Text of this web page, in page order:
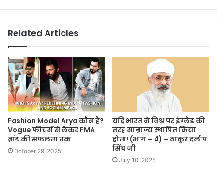
Related Articles
Fashion Model Arya कौन हैं?
Vogue फीचर्स से लेकर FMA
ब्रांड की सफलता तक
October 29, 2025
यदि भारत ने विश्व पर इंग्लैंड की
तरह साम्राज्य स्थापित किया
होता! (भाग – 4) – ठाकुर दलीप
सिंघ जी
July 10, 2025